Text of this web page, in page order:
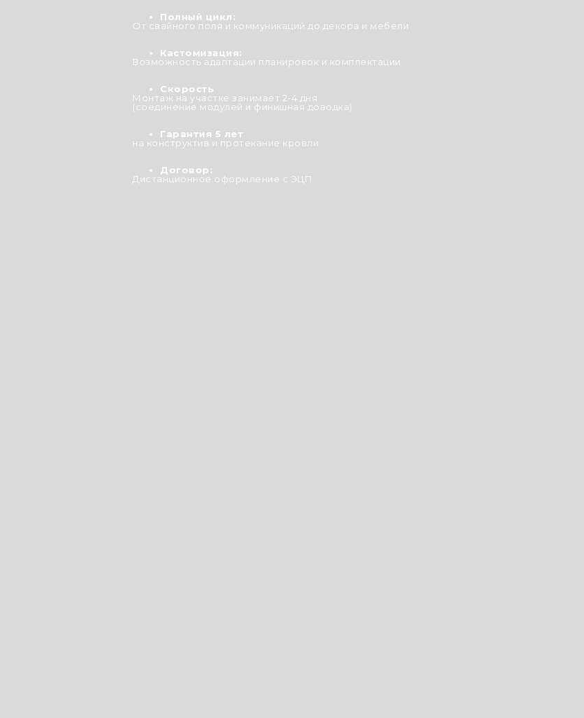
Полный цикл:
От свайного поля и коммуникаций до декора и мебели
Кастомизация:
Возможность адаптации планировок и комплектации
Скорость
Монтаж на участке занимает 2-4 дня
(соединение модулей и финишная доводка)
Гарантия 5 лет
на конструктив и протекание кровли.
Договор:
Дистанционное оформление с ЭЦП.